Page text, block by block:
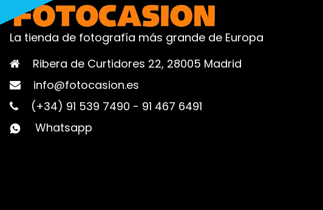
La tienda de fotografía más grande de Europa
Ribera de Curtidores 22, 28005 Madrid
info@fotocasion.es
(+34) 91 539 7490 - 91 467 6491
Whatsapp